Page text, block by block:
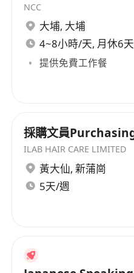
· 4-6 years’
trading or buying
Cleaning / Home
· Good command in
5 days work, double
medical scheme, 14
NCC
大埔, 大埔
4~8小時/天, 月休6天
提供免費工作餐
採購文員
ILAB HAIR CARE LIMITED
黃大仙, 新蒲崗
5天/週